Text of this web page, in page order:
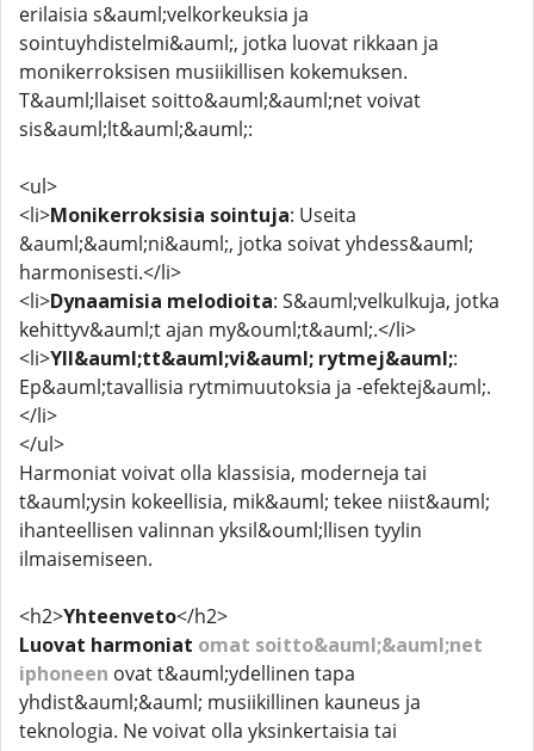
erilaisia s&auml;velkorkeuksia ja
sointuyhdistelmi&auml;, jotka luovat rikkaan ja
monikerroksisen musiikillisen kokemuksen.
T&auml;llaiset soitto&auml;&auml;net voivat
sis&auml;lt&auml;&auml;:
<ul>
<li>Monikerroksisia sointuja: Useita
&auml;&auml;ni&auml;, jotka soivat yhdess&auml;
harmonisesti.</li>
<li>Dynaamisia melodioita: S&auml;velkulkuja, jotka
kehittyv&auml;t ajan my&ouml;t&auml;.</li>
<li>Yll&auml;tt&auml;vi&auml; rytmej&auml;:
Ep&auml;tavallisia rytmimuutoksia ja -efektej&auml;.
</li>
</ul>
Harmoniat voivat olla klassisia, moderneja tai
t&auml;ysin kokeellisia, mik&auml; tekee niist&auml;
ihanteellisen valinnan yksil&ouml;llisen tyylin
ilmaisemiseen.
<h2>Yhteenveto</h2>
Luovat harmoniat omat soitto&auml;&auml;net
iphoneen ovat t&auml;ydellinen tapa
yhdist&auml;&auml; musiikillinen kauneus ja
teknologia. Ne voivat olla yksinkertaisia tai